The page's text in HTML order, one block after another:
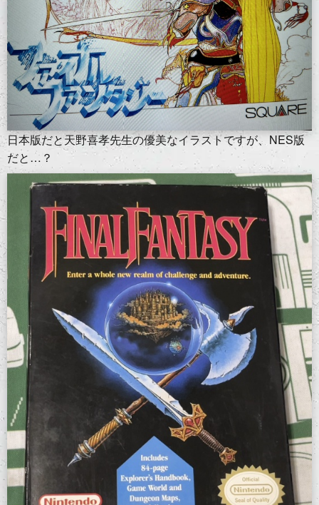
日本版だと天野喜孝先生の優美なイラストですが、NES版
だと…？